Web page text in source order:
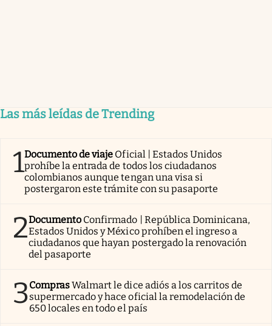
Las más leídas de Trending
1Documento de viaje Oficial | Estados Unidos
prohíbe la entrada de todos los ciudadanos
colombianos aunque tengan una visa si
postergaron este trámite con su pasaporte
2Documento Confirmado | República Dominicana,
Estados Unidos y México prohíben el ingreso a
ciudadanos que hayan postergado la renovación
del pasaporte
3ComprasWalmart le dice adiós a los carritos de
supermercado y hace oficial la remodelación de
650 locales en todo el país